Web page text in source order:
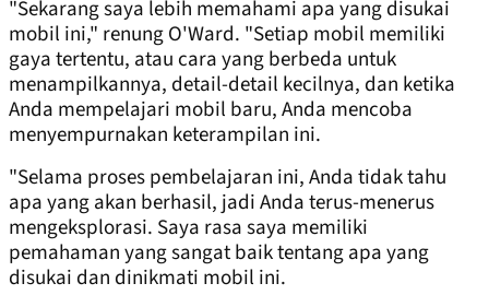
"Sekarang saya lebih memahami apa yang disukai
mobil ini," renung O'Ward. "Setiap mobil memiliki
gaya tertentu, atau cara yang berbeda untuk
menampilkannya, detail-detail kecilnya, dan ketika
Anda mempelajari mobil baru, Anda mencoba
menyempurnakan keterampilan ini.
"Selama proses pembelajaran ini, Anda tidak tahu
apa yang akan berhasil, jadi Anda terus-menerus
mengeksplorasi. Saya rasa saya memiliki
pemahaman yang sangat baik tentang apa yang
disukai dan dinikmati mobil ini.